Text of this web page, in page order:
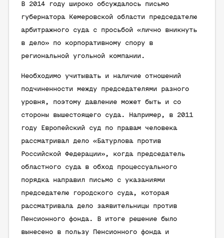
В 2014 году широко обсуждалось письмо
губернатора Кемеровской области председателю
арбитражного суда с просьбой «лично вникнуть
в дело» по корпоративному спору в
региональной угольной компании.
Необходимо учитывать и наличие отношений
подчиненности между председателями разного
уровня, поэтому давление может быть и со
стороны вышестоящего суда. Например, в 2011
году Европейский суд по правам человека
рассматривал дело «Батурлова против
Российской Федерации», когда председатель
областного суда в обход процессуального
порядка направил письмо с указаниями
председателю городского суда, которая
рассматривала дело заявительницы против
Пенсионного фонда. В итоге решение было
вынесено в пользу Пенсионного фонда и